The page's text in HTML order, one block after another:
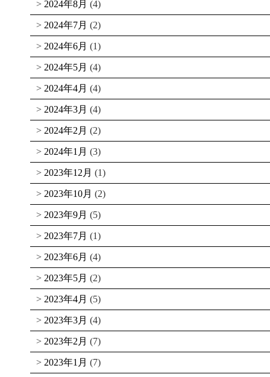
2024年8月 (4)
2024年7月 (2)
2024年6月 (1)
2024年5月 (4)
2024年4月 (4)
2024年3月 (4)
2024年2月 (2)
2024年1月 (3)
2023年12月 (1)
2023年10月 (2)
2023年9月 (5)
2023年7月 (1)
2023年6月 (4)
2023年5月 (2)
2023年4月 (5)
2023年3月 (4)
2023年2月 (7)
2023年1月 (7)